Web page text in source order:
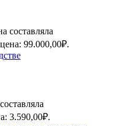
составляла
99.000,00₽.
3.590,00₽.